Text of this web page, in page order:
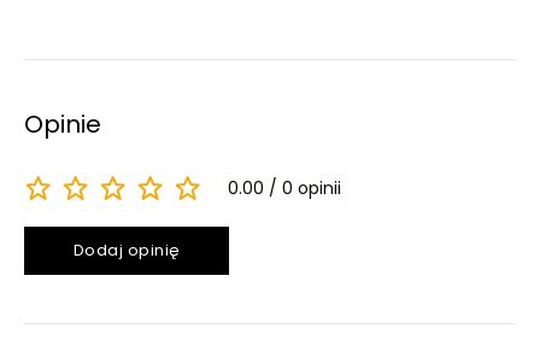
Opinie
0.00 0 opinii
Dodaj opinię